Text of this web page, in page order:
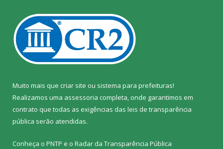
Muito mais que criar site ou sistema para prefeituras!
Realizamos uma assessoria completa, onde garantimos em
contrato que todas as exigências das leis de transparência
pública serão atendidas.
Conheça o PNTP e o Radar da Transparência Pública